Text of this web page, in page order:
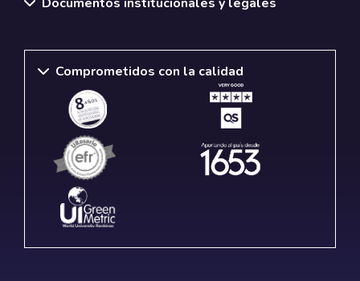
Comprometidos con la calidad